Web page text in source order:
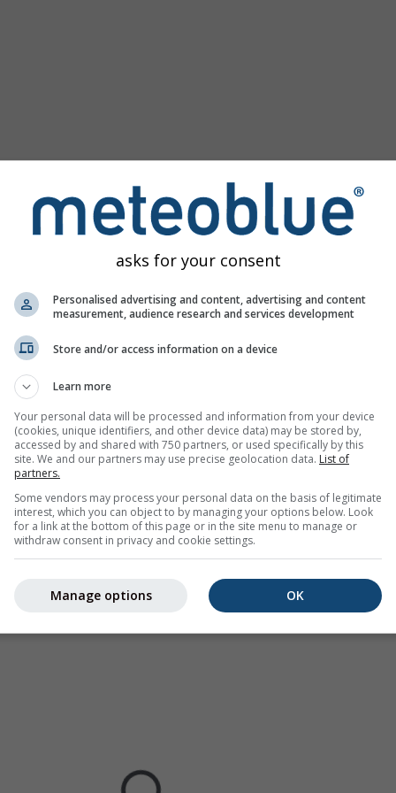
Moderat Stark Sehr schwer Hagel
9.89°O. Diese Animation zeigt dasNiederschlagsradar
. Orange Kreuze zeigen Blitze an. Daten
USA, Europa, Australien). Nieselregen oder leichter
Die Niederschlagsintensitätist farbcodiert und reicht von
für 46.75°N 9.89°O
asks for your consent
Personalised advertising and content, advertising and content
measurement, audience research and services development
Store and/or access information on a device
Learn more
Your personal data will be processed and information from your device
(cookies, unique identifiers, and other device data) may be stored by,
accessed by and shared with 750 partners, or used specifically by this
site. We and our partners may use precise geolocation data. List of
partners.
Some vendors may process your personal data on the basis of legitimate
interest, which you can object to by managing your options below. Look
for a link at the bottom of this page or in the site menu to manage or
withdraw consent in privacy and cookie settings.
OK
Manage options